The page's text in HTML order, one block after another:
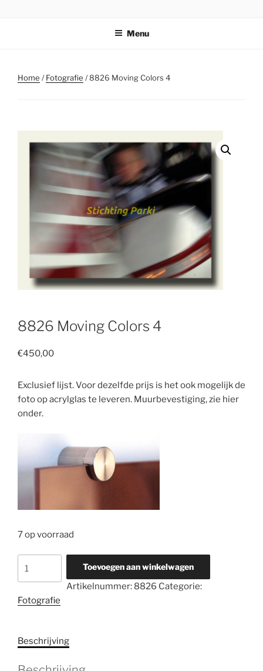
Menu
Home /Fotografie / 8826 Moving Colors 4
8826 Moving Colors 4
€450,00
Exclusief lijst. Voor dezelfde prijs is het ook mogelijk de
foto op acrylglas te leveren. Muurbevestiging, zie hier
onder.
7 op voorraad
Moving
4
Toevoegen aan winkelwagen
Artikelnummer: 8826 Categorie:
Fotografie
Beschrijving